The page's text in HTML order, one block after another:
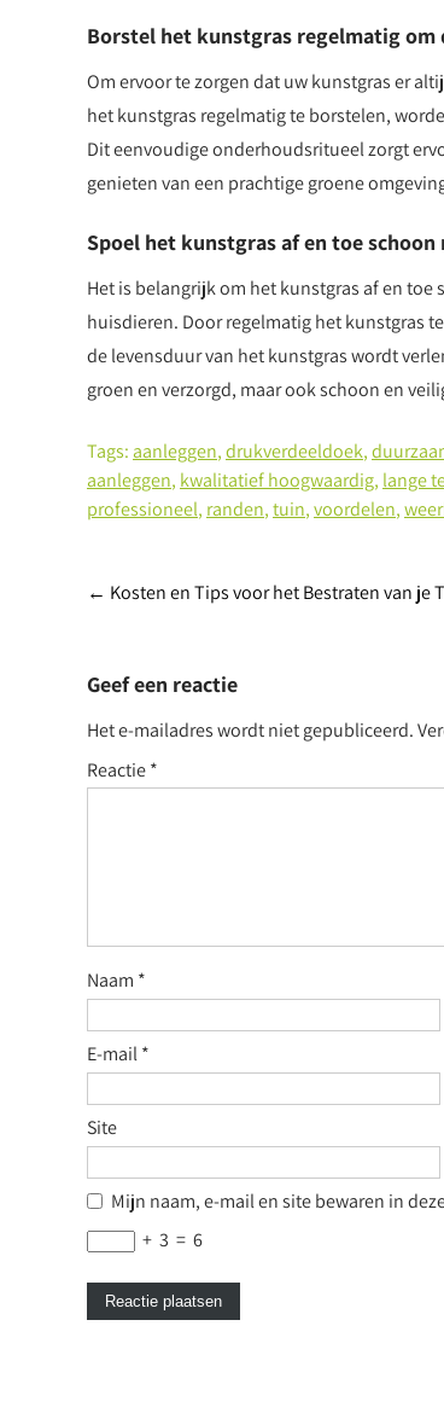
Borstel het kunstgras regelmatig om
Om ervoor te zorgen dat uw kunstgras er
het kunstgras regelmatig te borstelen,
Dit eenvoudige onderhoudsritueel zorgt
genieten van een prachtige groene
Spoel het kunstgras af en toe
Het is belangrijk om het kunstgras af en
huisdieren. Door regelmatig het kunstgras
de levensduur van het kunstgras wordt
groen en verzorgd, maar ook schoon en
Tags: aanleggen,drukverdeeldoek,
aanleggen, kwalitatief hoogwaardig, lange
professioneel, randen,tuin,voordelen,
Berichtnavigatie
← Kosten en Tips voor het Bestraten van je
Geef een reactie
Het e-mailadres wordt niet gepubliceerd.
Reactie*
Naam *
E-mail*
Site
Mijn naam, e-mail en site bewaren in
+ 3 = 6